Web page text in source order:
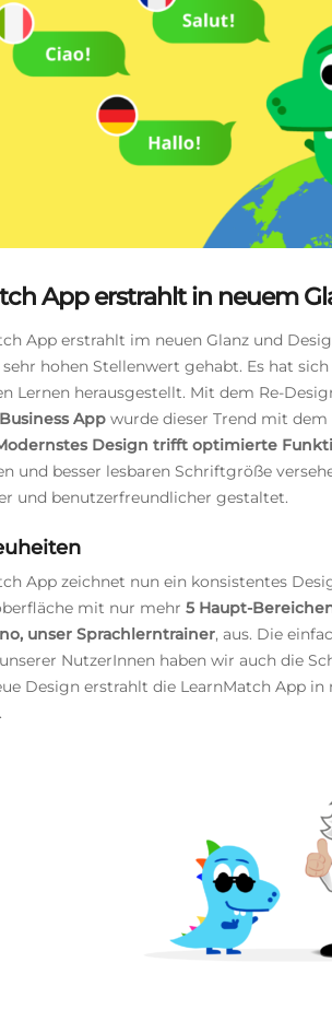
App erstrahlt in neuem
App erstrahlt im neuen Glanz und
hohen Stellenwert gehabt. Es hat
Lernen herausgestellt. Mit dem Re-
App wurde dieser Trend mit dem
Design trifft optimierte
und besser lesbaren Schriftgröße
und benutzerfreundlicher gestaltet.
App zeichnet nun ein konsistentes
mit nur mehr 5 Haupt-
unser Sprachlerntrainer, aus. Die
NutzerInnen haben wir auch die
Design erstrahlt die LearnMatch App